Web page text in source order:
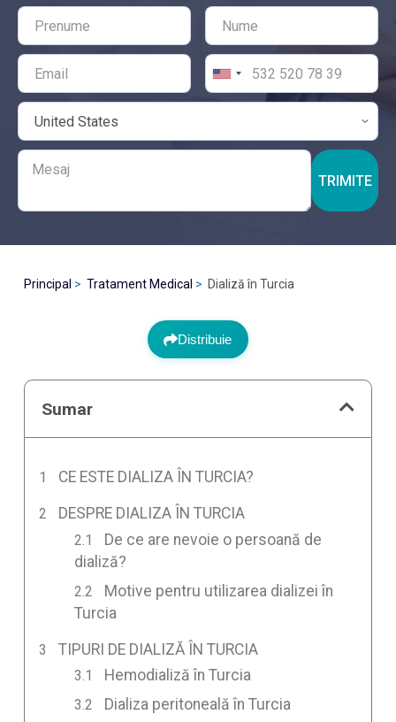
TRIMITE
Principal Tratament Medical Dializă în Turcia
Distribuie
Sumar
CE ESTE DIALIZA ÎN TURCIA?
DESPRE DIALIZA ÎN TURCIA
De ce are nevoie o persoană de
dializă?
Motive pentru utilizarea dializei în
Turcia
TIPURI DE DIALIZĂ ÎN TURCIA
Hemodializă în Turcia
Dializa peritoneală în Turcia